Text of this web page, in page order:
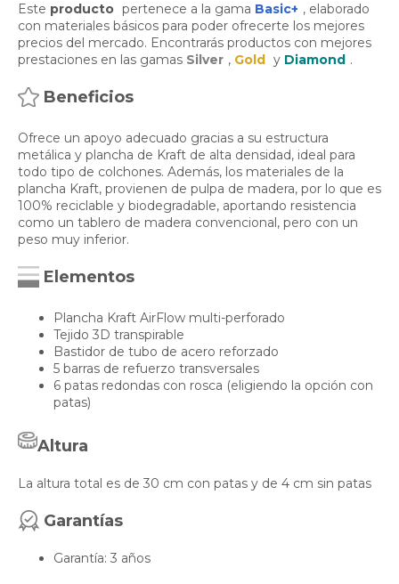
Este producto pertenece a la gama Basic+ , elaborado
con materiales básicos para poder ofrecerte los mejores
precios del mercado. Encontrarás productos con mejores
prestaciones en las gamas Silver , Gold y Diamond .
Beneficios
Ofrece un apoyo adecuado gracias a su estructura
metálica y plancha de Kraft de alta densidad, ideal para
todo tipo de colchones. Además, los materiales de la
plancha Kraft, provienen de pulpa de madera, por lo que es
100% reciclable y biodegradable, aportando resistencia
como un tablero de madera convencional, pero con un
peso muy inferior.
Elementos
Plancha Kraft AirFlow multi-perforado
Tejido 3D transpirable
Bastidor de tubo de acero reforzado
5 barras de refuerzo transversales
6 patas redondas con rosca (eligiendo la opción con
patas)
Altura
La altura total es de 30 cm con patas y de 4 cm sin patas
Garantías
Garantía: 3 años